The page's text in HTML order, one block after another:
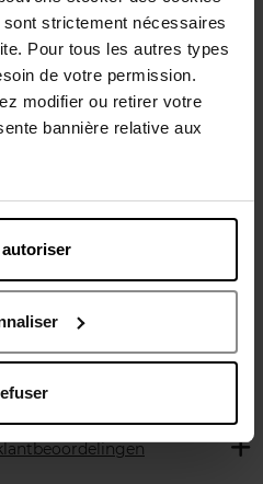
strictement nécessaires
Pour tous les autres types
de votre permission.
modifier ou retirer votre
bannière relative aux
het weer beschikbaar
is.
van min. 55€